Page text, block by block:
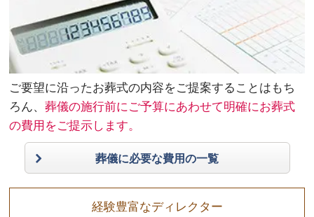
ご要望に沿ったお葬式の内容をご提案することはもち
ろん、葬儀の施行前にご予算にあわせて明確にお葬式
の費用をご提示します。
葬儀に必要な費用の一覧
経験豊富なディレクター